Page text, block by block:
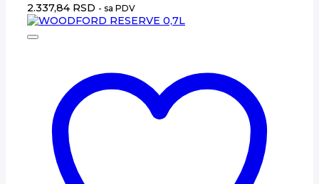
2.337,84 RSD - sa PDV